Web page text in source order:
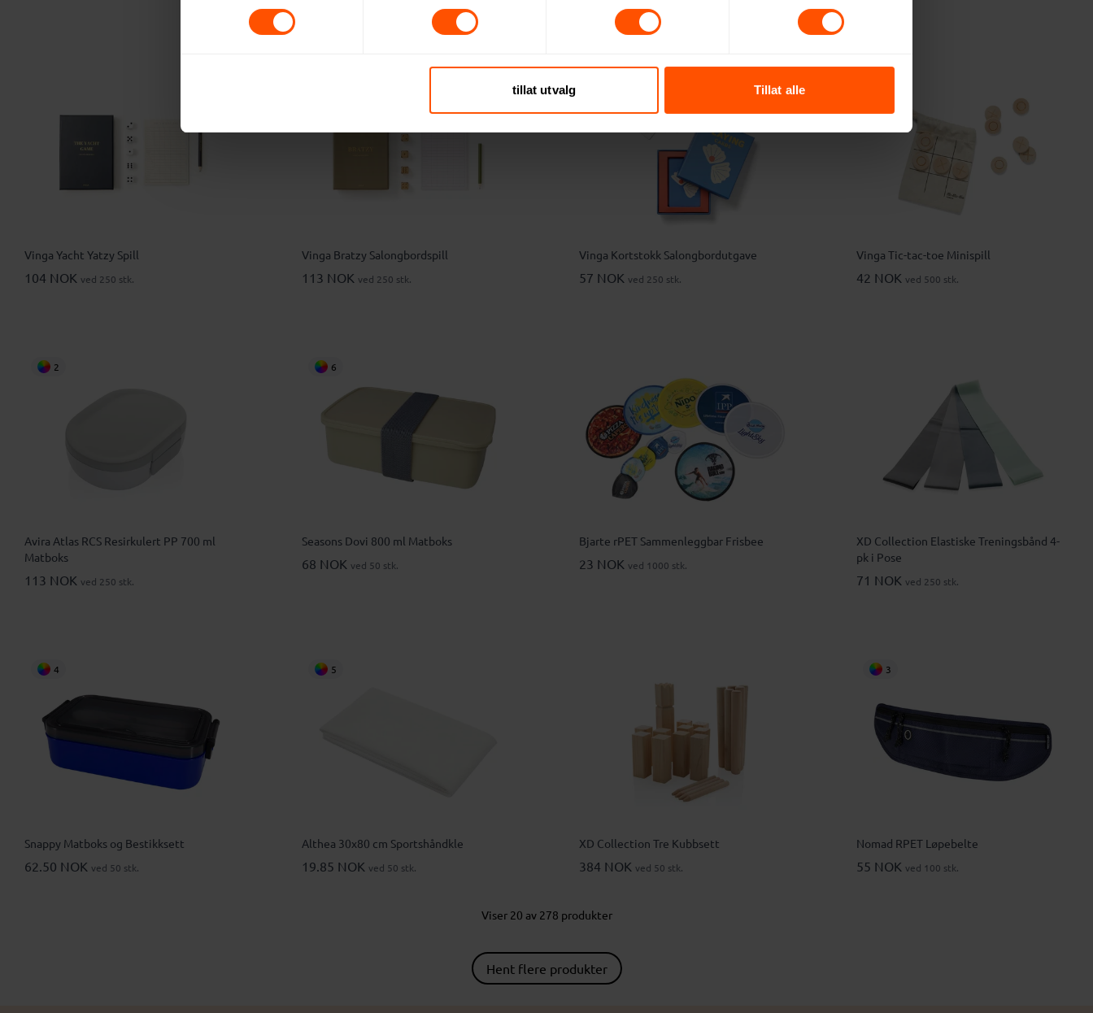
tillat utvalg Tillat alle
Vinga Yacht Yatzy Spill
104 NOK ved 250 stk.
Vinga Bratzy Salongbordspill
113 NOK ved 250 stk.
Vinga Kortstokk Salongbordutgave
57 NOK ved 250 stk.
Vinga Tic-tac-toe Minispill
42 NOK ved 500 stk.
2
Avira Atlas RCS Resirkulert PP 700 ml
Matboks
113 NOK ved 250 stk.
6
Seasons Dovi 800 ml Matboks
68 NOK ved 50 stk.
Bjarte rPET Sammenleggbar Frisbee
23 NOK ved 1000 stk.
XD Collection Elastiske Treningsbånd 4-
pk i Pose
71 NOK ved 250 stk.
4
Snappy Matboks og Bestikksett
62.50 NOK ved 50 stk.
5
Althea 30x80 cm Sportshåndkle
19.85 NOK ved 50 stk.
XD Collection Tre Kubbsett
384 NOK ved 50 stk.
3
Nomad RPET Løpebelte
55 NOK ved 100 stk.
Viser 20 av 278 produkter
Hent flere produkter